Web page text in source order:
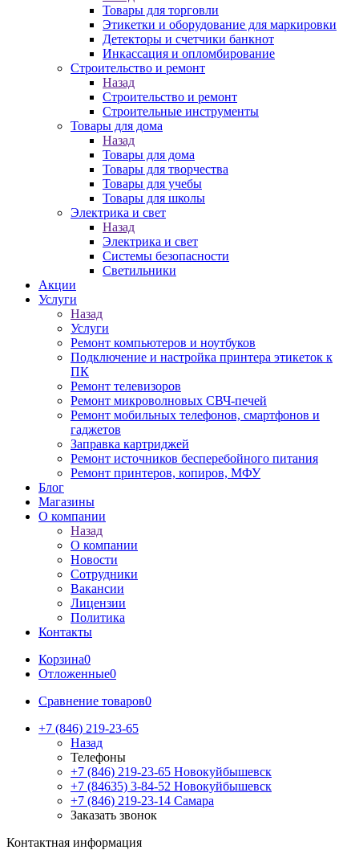
Товары для торговли
Этикетки и оборудование для маркировки
Детекторы и счетчики банкнот
Инкассация и опломбирование
Строительство и ремонт
Назад
Строительство и ремонт
Строительные инструменты
Товары для дома
Назад
Товары для дома
Товары для творчества
Товары для учебы
Товары для школы
Электрика и свет
Назад
Электрика и свет
Системы безопасности
Светильники
Акции
Услуги
Назад
Услуги
Ремонт компьютеров и ноутбуков
Подключение и настройка принтера этикеток к
ПК
Ремонт телевизоров
Ремонт микроволновых СВЧ-печей
Ремонт мобильных телефонов, смартфонов и
гаджетов
Заправка картриджей
Ремонт источников бесперебойного питания
Ремонт принтеров, копиров, МФУ
Блог
Магазины
О компании
Назад
О компании
Новости
Сотрудники
Вакансии
Лицензии
Политика
Контакты
Корзина0
Отложенные0
Сравнение товаров0
+7 (846) 219-23-65
Назад
Телефоны
+7 (846) 219-23-65 Новокуйбышевск
+7 (84635) 3-84-52 Новокуйбышевск
+7 (846) 219-23-14 Самара
Заказать звонок
Контактная информация